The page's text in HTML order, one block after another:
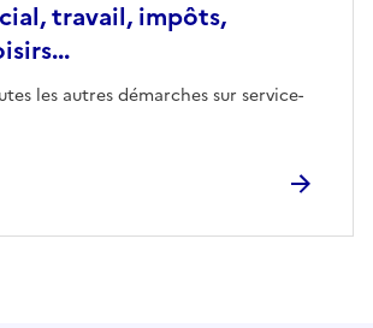
travail, impôts,
les autres démarches sur service-